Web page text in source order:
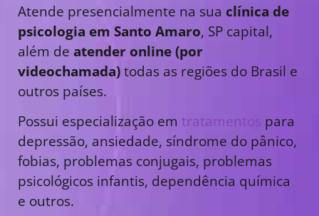
Atende presencialmente na sua clínica de
psicologia em Santo Amaro, SP capital,
além de atender online (por
videochamada)todas as regiões do Brasil e
outros países.
Possui especialização em tratamentos para
depressão, ansiedade, síndrome do pânico,
fobias, problemas conjugais, problemas
psicológicos infantis, dependência química
e outros.